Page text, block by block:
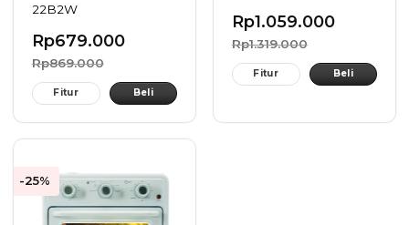
22B2W
Rp679.000
Rp869.000
Fitur Beli
Rp1.059.000
Rp1.319.000
Fitur Beli
-25%